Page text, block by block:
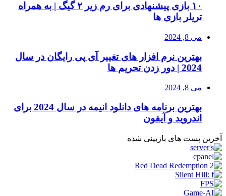
۱۰ بازی پیشنهادی برای رم زیر ۲ گیگ | به همراه
تریلر بازی ها
می 8, 2024
بهترین نرم افزار های تغییر آی پی رایگان در سال
2024 | دور زدن تحریم ها
می 8, 2024
بهترین برنامه های دانلود انیمه در سال 2024 برای
اندروید و آیفون
آخرین پست های بازبینی شده